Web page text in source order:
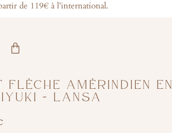
de 119€ à l’international.
Panier
FLÈCHE AMÉRINDIEN EN
– LANSA